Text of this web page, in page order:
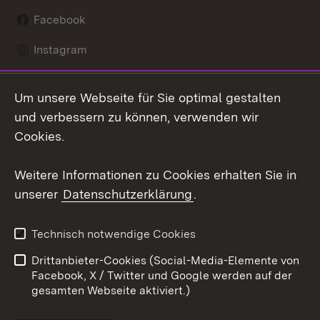
Facebook
Instagram
Social Wall
Youtube
Kontakt
Datenschutz
Barrierefreiheit
Impressum Cookies
Um unsere Webseite für Sie optimal gestalten
und verbessern zu können, verwenden wir
Cookies.
Weitere Informationen zu Cookies erhalten Sie in
unserer Datenschutzerklärung.
Technisch notwendige Cookies
Drittanbieter-Cookies (Social-Media-Elemente von
Facebook, X / Twitter und Google werden auf der
gesamten Webseite aktiviert.)